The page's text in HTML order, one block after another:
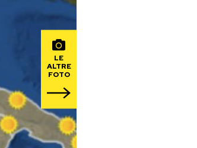
LE
ALTRE
FOTO